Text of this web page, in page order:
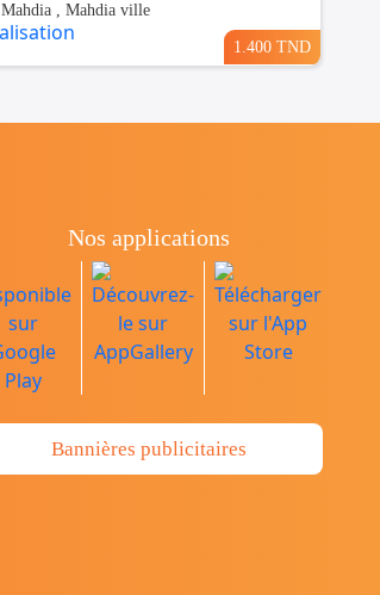
Mahdia , Mahdia ville
1.400 TND
Nos applications
Bannières publicitaires